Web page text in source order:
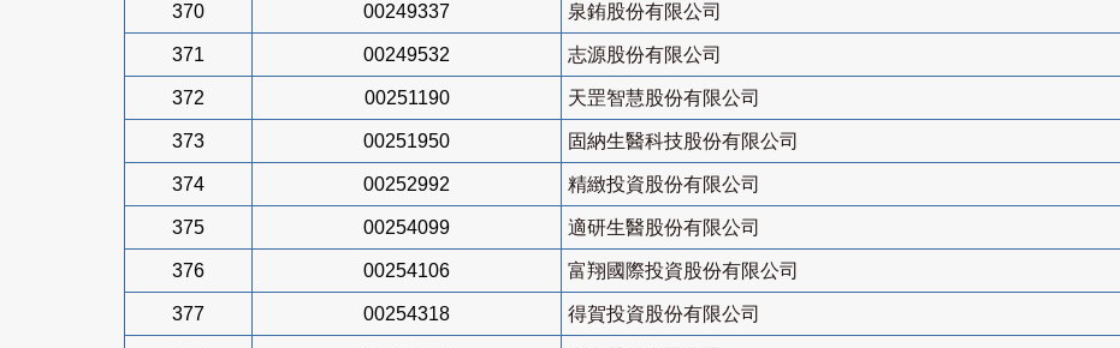
370 00249337 泉銪股份有限公司
371 00249532 志源股份有限公司
372 00251190 天罡智慧股份有限公司
373 00251950 固納生醫科技股份有限公司
374 00252992 精緻投資股份有限公司
375 00254099 適研生醫股份有限公司
376 00254106 富翔國際投資股份有限公司
377 00254318 得賀投資股份有限公司